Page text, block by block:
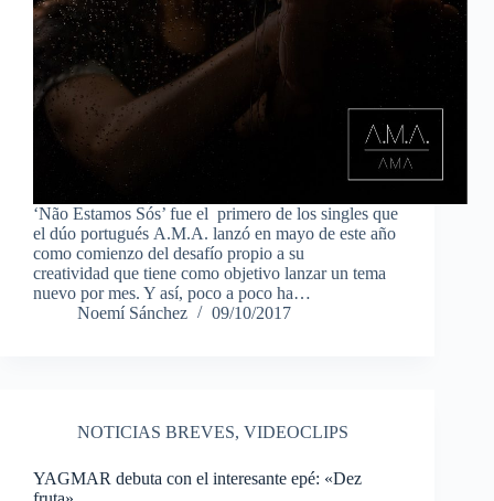
‘Não Estamos Sós’ fue el primero de los singles que
el dúo portugués A.M.A. lanzó en mayo de este año
como comienzo del desafío propio a su
creatividad que tiene como objetivo lanzar un tema
nuevo por mes. Y así, poco a poco ha…
Noemí Sánchez
09/10/2017
NOTICIAS BREVES, VIDEOCLIPS
YAGMAR debuta con el interesante epé: «Dez